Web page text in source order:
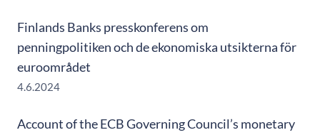
Finlands Banks presskonferens om
penningpolitiken och de ekonomiska utsikterna för
euroområdet
4.6.2024
Account of the ECB Governing Council’s monetary